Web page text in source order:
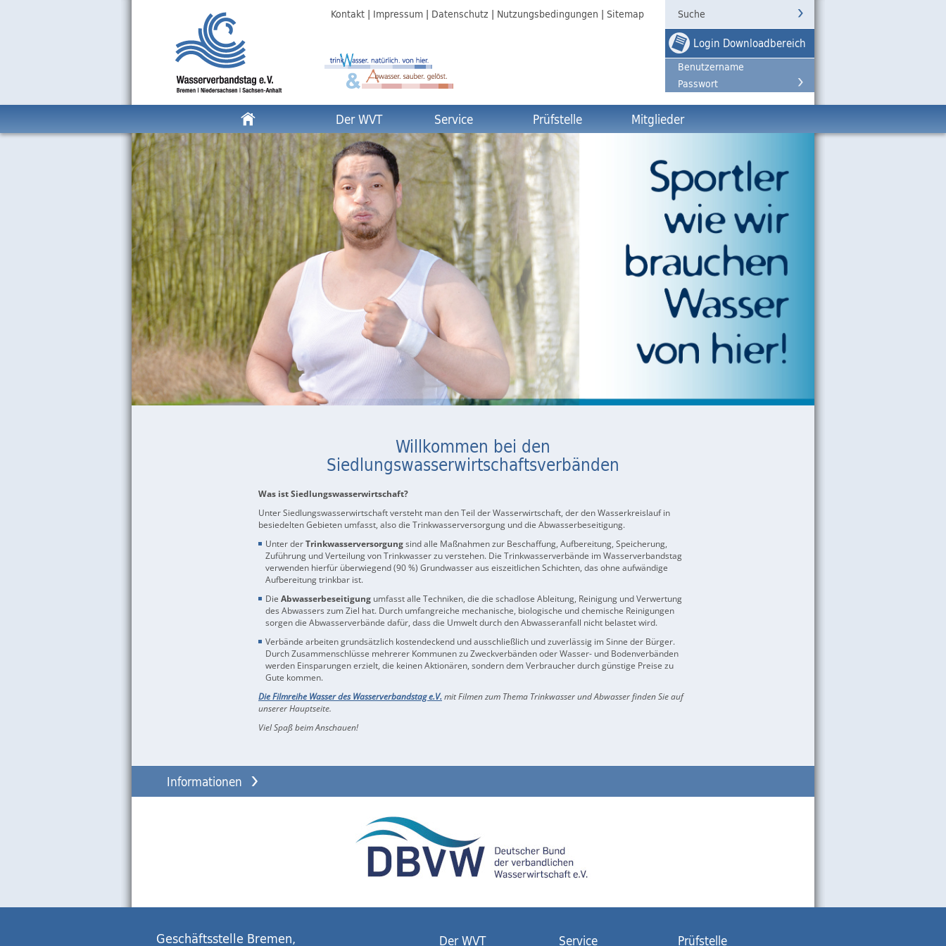
Kontakt Impressum Datenschutz Nutzungsbedingungen Sitemap
Login Downloadbereich
Der WVT Service Prüfstelle Mitglieder
Willkommen bei den
Siedlungswasserwirtschaftsverbänden
Was ist Siedlungswasserwirtschaft?
Unter Siedlungswasserwirtschaft versteht man den Teil der Wasserwirtschaft, der den Wasserkreislauf in
besiedelten Gebieten umfasst, also die Trinkwasserversorgung und die Abwasserbeseitigung.
Unter derTrinkwasserversorgungsind alle Maßnahmen zur Beschaffung, Aufbereitung, Speicherung,
Zuführung und Verteilung von Trinkwasser zu verstehen. Die Trinkwasserverbände im Wasserverbandstag
verwenden hierfür überwiegend (90 %) Grundwasser aus eiszeitlichen Schichten, das ohne aufwändige
Aufbereitung trinkbar ist.
Die Abwasserbeseitigung umfasst alle Techniken, die die schadlose Ableitung, Reinigung und Verwertung
des Abwassers zum Ziel hat. Durch umfangreiche mechanische, biologische und chemische Reinigungen
sorgen die Abwasserverbände dafür, dass die Umwelt durch den Abwasseranfall nicht belastet wird.
Verbände arbeiten grundsätzlich kostendeckend und ausschließlich und zuverlässig im Sinne der Bürger.
Durch Zusammenschlüsse mehrerer Kommunen zu Zweckverbänden oder Wasser- und Bodenverbänden
werden Einsparungen erzielt, die keinen Aktionären, sondern dem Verbraucher durch günstige Preise zu
Gute kommen.
Die Filmreihe Wasser des Wasserverbandstag e.V. mit Filmen zum Thema Trinkwasser und Abwasser finden Sie auf
unserer Hauptseite.
Viel Spaß beim Anschauen!
Informationen
Geschäftsstelle Bremen, Der WVT Service Prüfstelle